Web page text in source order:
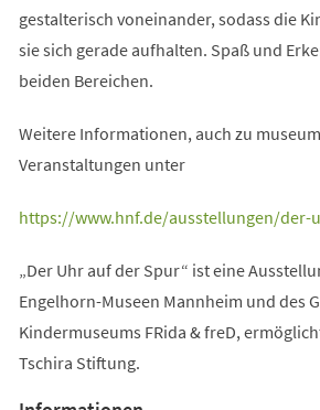
gestalterisch voneinander, sodass die
sie sich gerade aufhalten. Spaß und
beiden Bereichen.
Weitere Informationen, auch zu
Veranstaltungen unter
https://www.hnf.de/ausstellungen/der-
(Öffnet
einem
neuen
Tab)
„Der Uhr auf der Spur“ ist eine
Engelhorn-Museen Mannheim und des
Kindermuseums FRida & freD,
Tschira Stiftung.